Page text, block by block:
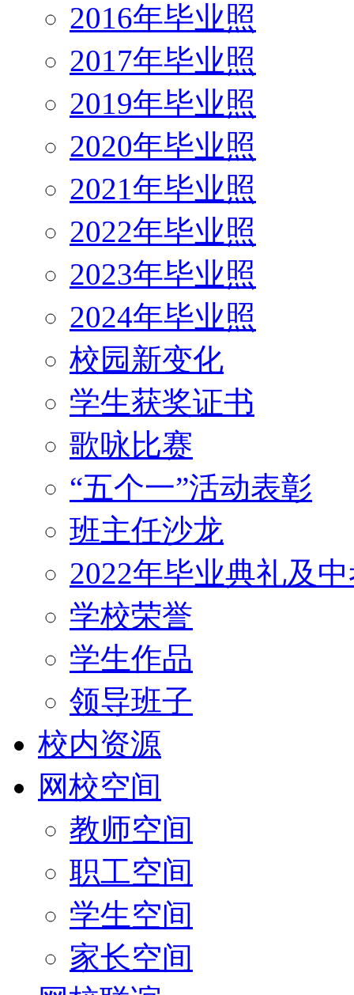
2016年毕业照
2017年毕业照
2019年毕业照
2020年毕业照
2021年毕业照
2022年毕业照
2023年毕业照
2024年毕业照
校园新变化
学生获奖证书
歌咏比赛
“五个一”活动表彰
班主任沙龙
2022年毕业典礼及
学校荣誉
学生作品
领导班子
校内资源
网校空间
教师空间
职工空间
学生空间
家长空间